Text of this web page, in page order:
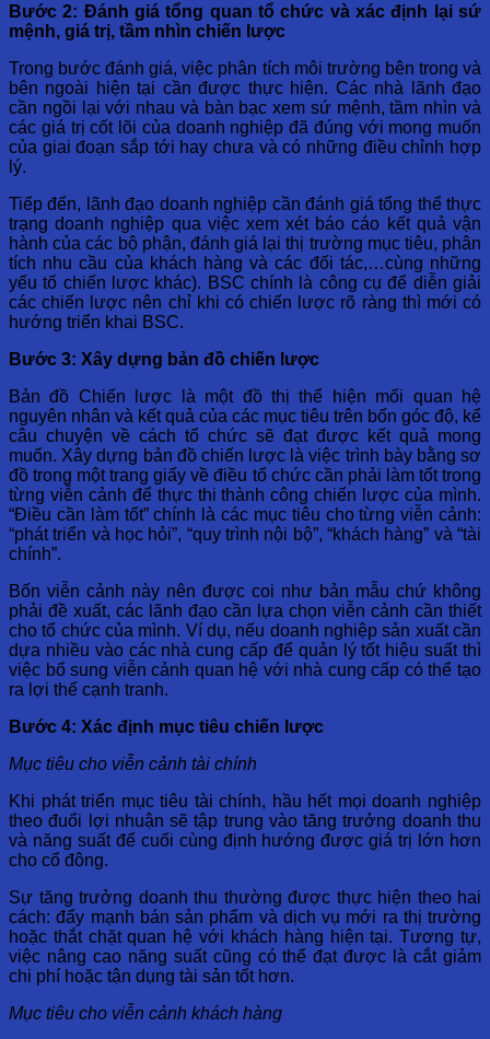
Bước 2: Đánh giá tổng quan tổ chức và xác định lại sứ
mệnh, giá trị, tầm nhìn chiến lược
Trong bước đánh giá, việc phân tích môi trường bên trong và
bên ngoài hiện tại cần được thực hiện. Các nhà lãnh đạo
cần ngồi lại với nhau và bàn bạc xem sứ mệnh, tầm nhìn và
các giá trị cốt lõi của doanh nghiệp đã đúng với mong muốn
của giai đoạn sắp tới hay chưa và có những điều chỉnh hợp
lý.
Tiếp đến, lãnh đạo doanh nghiệp cần đánh giá tổng thể thực
trạng doanh nghiệp qua việc xem xét báo cáo kết quả vận
hành của các bộ phận, đánh giá lại thị trường mục tiêu, phân
tích nhu cầu của khách hàng và các đối tác,…cùng những
yếu tố chiến lược khác). BSC chính là công cụ để diễn giải
các chiến lược nên chỉ khi có chiến lược rõ ràng thì mới có
hướng triển khai BSC.
Bước 3: Xây dựng bản đồ chiến lược
Bản đồ Chiến lược là một đồ thị thể hiện mối quan hệ
nguyên nhân và kết quả của các mục tiêu trên bốn góc độ, kể
câu chuyện về cách tổ chức sẽ đạt được kết quả mong
muốn. Xây dựng bản đồ chiến lược là việc trình bày bằng sơ
đồ trong một trang giấy về điều tổ chức cần phải làm tốt trong
từng viễn cảnh để thực thi thành công chiến lược của mình.
“Điều cần làm tốt” chính là các mục tiêu cho từng viễn cảnh:
“phát triển và học hỏi”, “quy trình nội bộ”, “khách hàng” và “tài
chính”.
Bốn viễn cảnh này nên được coi như bản mẫu chứ không
phải đề xuất, các lãnh đạo cần lựa chọn viễn cảnh cần thiết
cho tổ chức của mình. Ví dụ, nếu doanh nghiệp sản xuất cần
dựa nhiều vào các nhà cung cấp để quản lý tốt hiệu suất thì
việc bổ sung viễn cảnh quan hệ với nhà cung cấp có thể tạo
ra lợi thế cạnh tranh.
Bước 4: Xác định mục tiêu chiến lược
Mục tiêu cho viễn cảnh tài chính
Khi phát triển mục tiêu tài chính, hầu hết mọi doanh nghiệp
theo đuổi lợi nhuận sẽ tập trung vào tăng trưởng doanh thu
và năng suất để cuối cùng định hướng được giá trị lớn hơn
cho cổ đông.
Sự tăng trưởng doanh thu thường được thực hiện theo hai
cách: đẩy mạnh bán sản phẩm và dịch vụ mới ra thị trường
hoặc thắt chặt quan hệ với khách hàng hiện tại. Tương tự,
việc nâng cao năng suất cũng có thể đạt được là cắt giảm
chi phí hoặc tận dụng tài sản tốt hơn.
Mục tiêu cho viễn cảnh khách hàng